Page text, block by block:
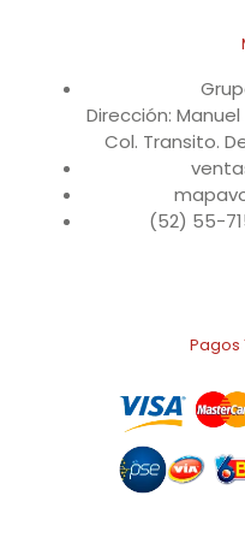
Dirección:
Col. Transito.
(52) 55-
Pagos